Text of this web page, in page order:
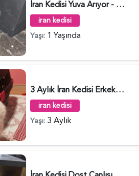
İran Kedisi Yuva Arıyor - 4731
iran kedisi
Yaşı: 1 Yaşında
3 Aylık İran Kedisi Erkek Yuva Arıyor - 4683
iran kedisi
Yaşı: 3 Aylık